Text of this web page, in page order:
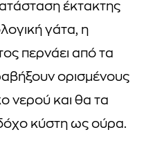
έκτακτης
γάτα, η
περνάει από τα
ορισμένους
νερού και θα τα
κύστη ως ούρα.